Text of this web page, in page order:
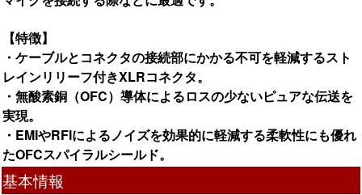
【特徴】
・ケーブルとコネクタの接続部にかかる不可を軽減するスト
レインリリーフ付きXLRコネクタ。
・無酸素銅（OFC）導体によるロスの少ないピュアな伝送を
実現。
・EMIやRFIによるノイズを効果的に軽減する柔軟性にも優れ
たOFCスパイラルシールド。
基本情報